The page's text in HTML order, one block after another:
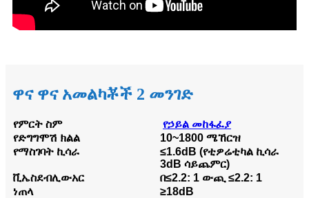
ዋና ዋና አመልካቾች 2 መንገድ
የምርት ስም
የኃይል መከፋፈያ
የድግግሞሽ ክልል
10~1800 ሜኸርዝ
የማስገባት ኪሳራ
≤1.6dB (የቲዎሬቲካል ኪሳራ
3dB ሳይጨምር)
ቪኤስደብሊውአር
በ≤2.2: 1 ውጪ ≤2.2: 1
ነጠላ
≥18dB